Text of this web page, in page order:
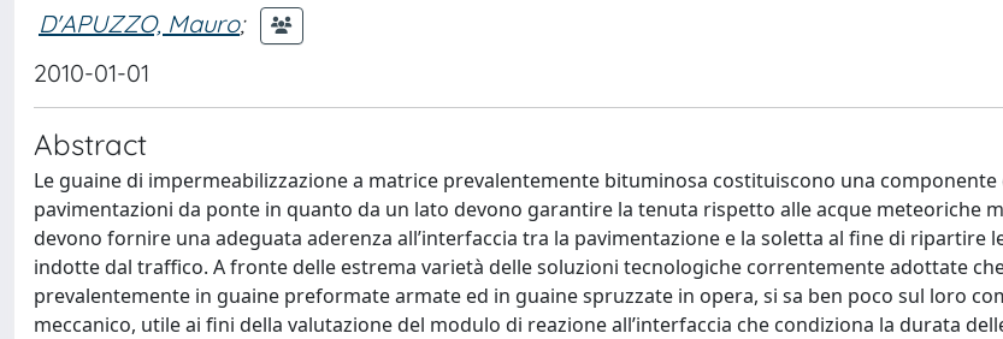
D'APUZZO, Mauro;
2010-01-01
Abstract
Le guaine di impermeabilizzazione a matrice prevalentemente bituminosa costituiscono una componente
pavimentazioni da ponte in quanto da un lato devono garantire la tenuta rispetto alle acque meteoriche
devono fornire una adeguata aderenza all’interfaccia tra la pavimentazione e la soletta al fine di ripartire
indotte dal traffico. A fronte delle estrema varietà delle soluzioni tecnologiche correntemente adottate
prevalentemente in guaine preformate armate ed in guaine spruzzate in opera, si sa ben poco sul loro
meccanico, utile ai fini della valutazione del modulo di reazione all’interfaccia che condiziona la durata